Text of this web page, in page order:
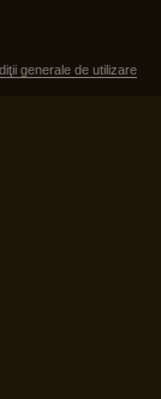
generale de utilizare